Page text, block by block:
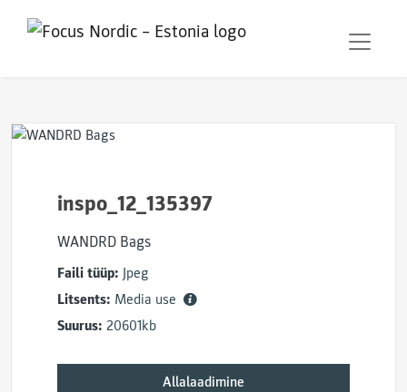
inspo_12_135397
WANDRD Bags
Faili tüüp: Jpeg
Litsents: Media use
Suurus: 20601kb
Allalaadimine